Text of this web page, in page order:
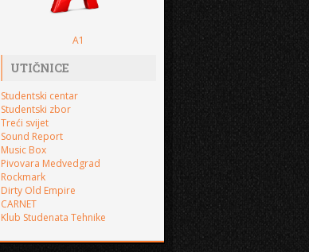
A1
UTIČNICE
Studentski centar
Studentski zbor
Treći svijet
Sound Report
Music Box
Pivovara Medvedgrad
Rockmark
Dirty Old Empire
CARNET
Klub Studenata Tehnike